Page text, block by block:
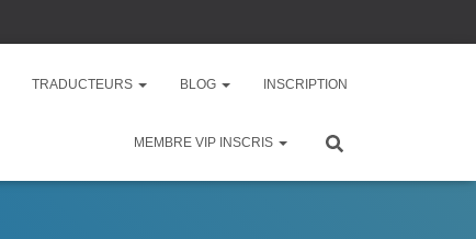
TRADUCTEURS BLOG INSCRIPTION
MEMBRE VIP INSCRIS